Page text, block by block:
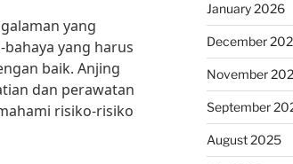
yang
yang harus
baik. Anjing
dan perawatan
risiko-risiko
January 2026
December
November
September
August 2025